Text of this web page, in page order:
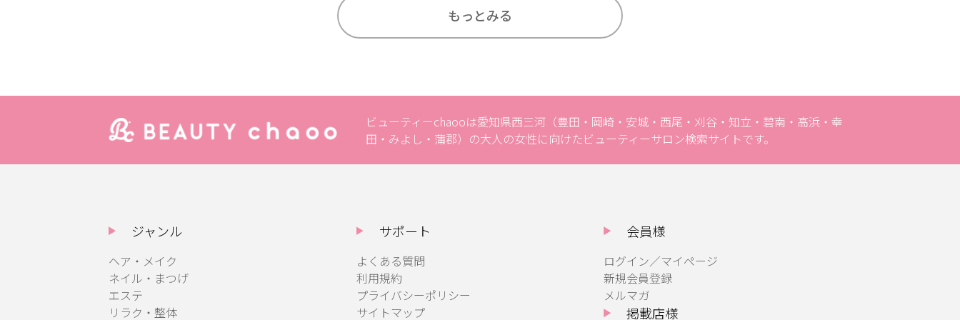
もっとみる
ビューティーchaooは愛知県西三河（豊田・岡崎・安城・西尾・刈谷・知立・碧南・高浜・幸
田・みよし・蒲郡）の大人の女性に向けたビューティーサロン検索サイトです。
ジャンル
ヘア・メイク
ネイル・まつげ
エステ
リラク・整体
サポート
よくある質問
利用規約
プライバシーポリシー
サイトマップ
会員様
ログイン／マイページ
新規会員登録
メルマガ
掲載店様